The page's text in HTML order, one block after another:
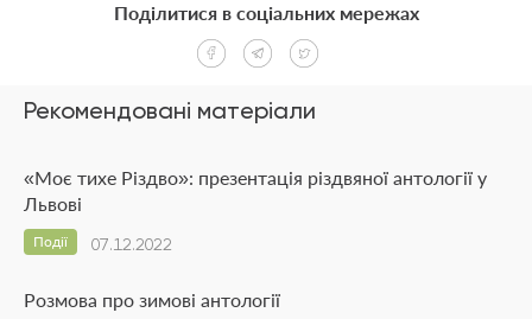
Рекомендовані матеріали
«Моє тихе Різдво»: презентація різдвяної антології у
Львові
07.12.2022
Події
Розмова про зимові антології
Поділитися в соціальних мережах